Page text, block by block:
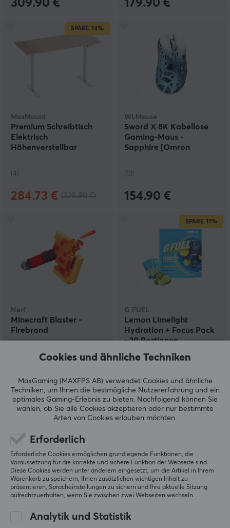
309.90 € 179.90 €
SPARE 14%
MaxMount
Premium Schreibtisch
Elektrisch
Höhenverstellbar
(4)
284.73 €
WLMouse
Sword X 8K Kabellose
Gaming-Maus -
Sapphire [Omron
(13)
154.90 €
Nerf
Minecraft Blaster -
Firebrand
26.90 €
SPARE 11%
G FUEL
Lemon Limelight
Hydration + Focus Pack
- 20 Portionen
35.79 € (40.29 €)
Schreibtisch Elektrisch
Höhenverstellbar
Aerox 9 Kabellos
Cookies und ähnliche Techniken
MaxGaming (MAXFPS AB) verwendet Cookies und ähnliche
Techniken, um Ihnen die bestmögliche Nutzererfahrung und ein
optimales Gaming-Erlebnis zu bieten. Nachfolgend können Sie
wählen, ob Sie alle Cookies akzeptieren oder nur bestimmte
Arten von Cookies erlauben möchten.
Erforderlich
Erforderliche Cookies ermöglichen grundlegende Funktionen, die
Voraussetzung für die korrekte und sichere Funktion der Webseite sind.
Diese Cookies werden unter anderem eingesetzt, um die Artikel in Ihrem
Warenkorb zu speichern, Ihnen zusätzlichen wichtigen Inhalt zu
präsentieren, Spracheinstellungen zu sichern und Ihre aktuelle Sitzung
aufrechtzuerhalten, wenn Sie zwischen zwei Webseiten wechseln.
Analytik und Statistik